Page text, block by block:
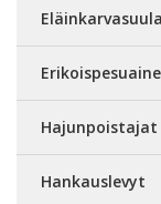
Hajunpoistajat
Hankauslevyt